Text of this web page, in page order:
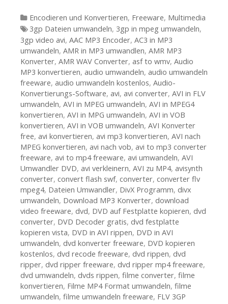
Kategorien
Encodieren und Konvertieren, Freeware, Multimedia
Tags
3gp Dateien umwandeln, 3gp in mpeg umwandeln,
3gp video avi, AAC MP3 Encoder, AC3 in MP3
umwandeln, AMR in MP3 umwandlen, AMR MP3
Konverter, AMR WAV Converter, asf to wmv, Audio
MP3 konvertieren, audio umwandeln, audio umwandeln
freeware, audio umwandeln kostenlos, Audio-
Konvertierungs-Software, avi, avi converter, AVI in FLV
umwandeln, AVI in MPEG umwandeln, AVI in MPEG4
konvertieren, AVI in MPG umwandeln, AVI in VOB
konvertieren, AVI in VOB umwandeln, AVI Konverter
free, avi konvertieren, avi mp3 konvertieren, AVI nach
MPEG konvertieren, avi nach vob, avi to mp3 converter
freeware, avi to mp4 freeware, avi umwandeln, AVI
Umwandler DVD, avi verkleinern, AVI zu MP4, avisynth
converter, convert flash swf, converter, converter flv
mpeg4, Dateien Umwandler, DivX Programm, divx
umwandeln, Download MP3 Konverter, download
video freeware, dvd, DVD auf Festplatte kopieren, dvd
converter, DVD Decoder gratis, dvd festplatte
kopieren vista, DVD in AVI rippen, DVD in AVI
umwandeln, dvd konverter freeware, DVD kopieren
kostenlos, dvd recode freeware, dvd rippen, dvd
ripper, dvd ripper freeware, dvd ripper mp4 freeware,
dvd umwandeln, dvds rippen, filme converter, filme
konvertieren, Filme MP4 Format umwandeln, filme
umwandeln, filme umwandeln freeware, FLV 3GP